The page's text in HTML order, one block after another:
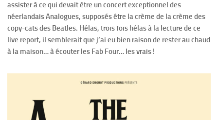
assister à ce qui devait être un concert exceptionnel des
néerlandais Analogues, supposés être la crème de la crème des
copy-cats des Beatles. Hélas, trois fois hélas à la lecture de ce
live report, il semblerait que j’ai eu bien raison de rester au chaud
à la maison… à écouter les Fab Four… les vrais !